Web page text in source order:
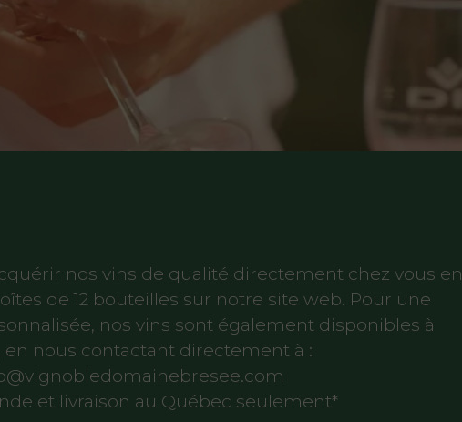
nos vins de qualité directement chez vous en
de 12 bouteilles sur notre site web. Pour une
nos vins sont également disponibles à
en nous contactant directement à :
et livraison au Québec seulement*